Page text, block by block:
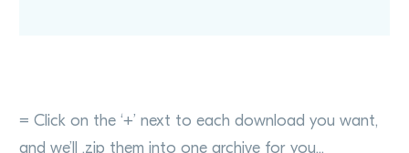
= Click on the ‘+’ next to each download you want,
and we’ll .zip them into one archive for you...